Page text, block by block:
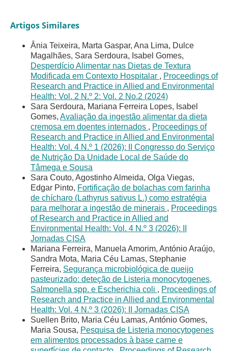
Artigos Similares
Ânia Teixeira, Marta Gaspar, Ana Lima, Dulce
Magalhães, Sara Serdoura, Isabel Gomes,
Desperdício Alimentar nas Dietas de Textura
Modificada em Contexto Hospitalar , Proceedings of
Research and Practice in Allied and Environmental
Health: Vol. 2 N.º 2: Vol. 2 No.2 (2024)
Sara Serdoura, Mariana Ferreira Lopes, Isabel
Gomes, Avaliação da ingestão alimentar da dieta
cremosa em doentes internados , Proceedings of
Research and Practice in Allied and Environmental
Health: Vol. 4 N.º 1 (2026): II Congresso do Serviço
de Nutrição Da Unidade Local de Saúde do
Tâmega e Sousa
Sara Couto, Agostinho Almeida, Olga Viegas,
Edgar Pinto, Fortificação de bolachas com farinha
de chícharo (Lathyrus sativus L.) como estratégia
para melhorar a ingestão de minerais , Proceedings
of Research and Practice in Allied and
Environmental Health: Vol. 4 N.º 3 (2026): II
Jornadas CISA
Mariana Ferreira, Manuela Amorim, António Araújo,
Sandra Mota, Maria Céu Lamas, Stephanie
Ferreira, Segurança microbiológica de queijo
pasteurizado: deteção de Listeria monocytogenes,
Salmonella spp. e Escherichia coli , Proceedings of
Research and Practice in Allied and Environmental
Health: Vol. 4 N.º 3 (2026): II Jornadas CISA
Suellen Brito, Maria Céu Lamas, António Gomes,
Maria Sousa, Pesquisa de Listeria monocytogenes
em alimentos processados à base carne e